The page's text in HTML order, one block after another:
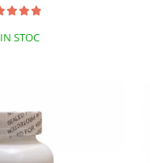
IN STOC